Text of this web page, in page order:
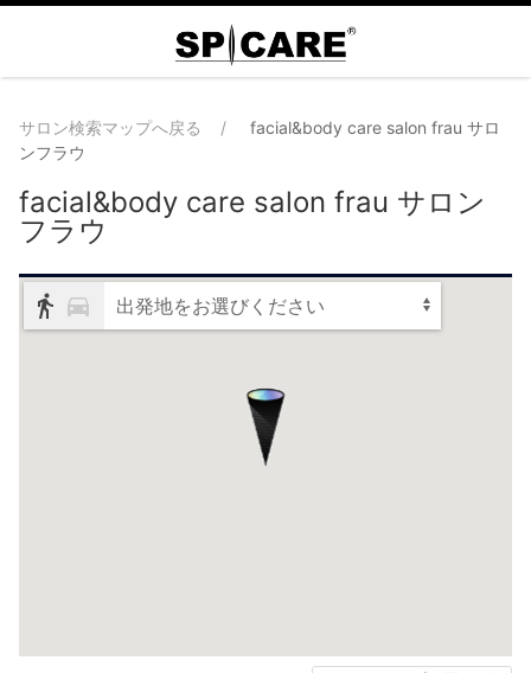
サロン検索マップへ戻る
facial&body care salon frau サロ
ンフラウ
facial&body care salon frau サロン
フラウ
出発地をお選びください